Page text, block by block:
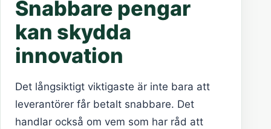
Snabbare pengar
kan skydda
innovation
Det långsiktigt viktigaste är inte bara att
leverantörer får betalt snabbare. Det
handlar också om vem som har råd att